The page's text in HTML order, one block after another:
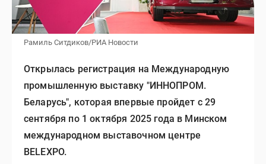
Рамиль Ситдиков/РИА Новости
Открылась регистрация на Международную
промышленную выставку "ИННОПРОМ.
Беларусь", которая впервые пройдет с 29
сентября по 1 октября 2025 года в Минском
международном выставочном центре
BELEXPO.